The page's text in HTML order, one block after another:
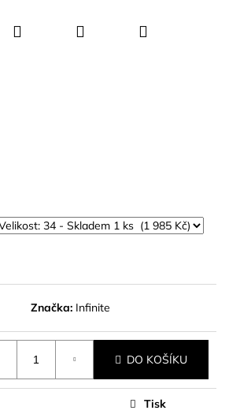
Creenstone
Hledat PřihlášeníNákupní
Značka: Infinite
DO KOŠÍKU
Tisk